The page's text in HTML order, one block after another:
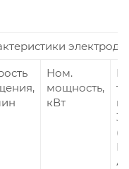
Ном.
мощность,
кВт
А